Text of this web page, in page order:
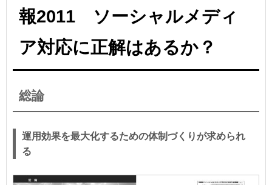
報2011 ソーシャルメディ
ア対応に正解はあるか？
総論
運用効果を最大化するための体制づくりが求められ
る